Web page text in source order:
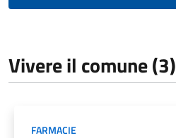
Vivere il comune (3)
FARMACIE